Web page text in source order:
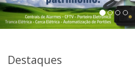
Destaques